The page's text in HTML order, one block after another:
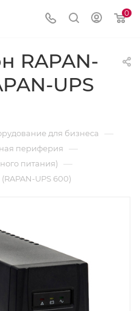
0
RAPAN-
UPS
для бизнеса —
периферия —
питания) —
UPS 600)